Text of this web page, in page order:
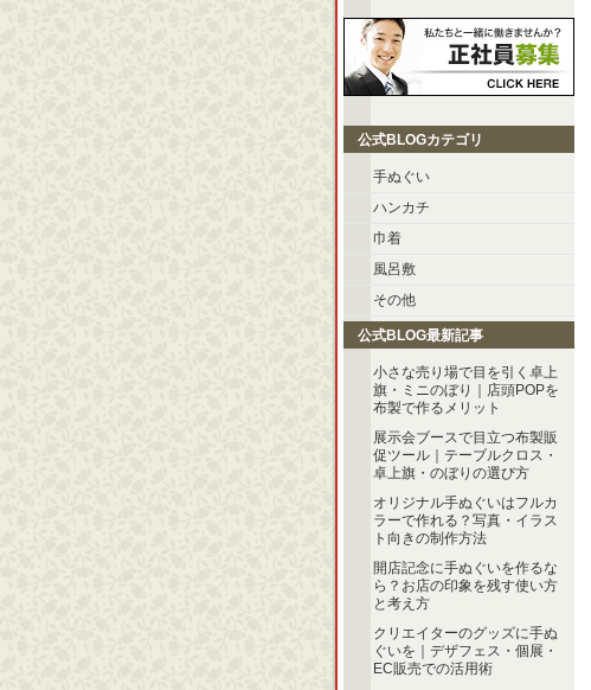
公式BLOGカテゴリ
手ぬぐい
ハンカチ
巾着
風呂敷
その他
公式BLOG最新記事
小さな売り場で目を引く卓上
旗・ミニのぼり｜店頭POPを
布製で作るメリット
展示会ブースで目立つ布製販
促ツール｜テーブルクロス・
卓上旗・のぼりの選び方
オリジナル手ぬぐいはフルカ
ラーで作れる？写真・イラス
ト向きの制作方法
開店記念に手ぬぐいを作るな
ら？お店の印象を残す使い方
と考え方
クリエイターのグッズに手ぬ
ぐいを｜デザフェス・個展・
EC販売での活用術